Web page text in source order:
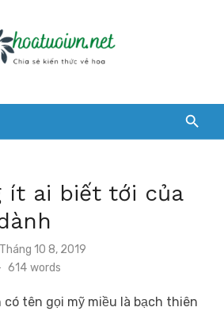
ít ai biết tới của
Posted
on
Tháng 10 8, 2019
614 words
có tên gọi mỹ miều là bạch thiên